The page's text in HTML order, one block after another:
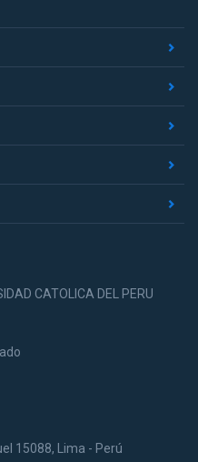
CATOLICA DEL PERU
15088, Lima - Perú